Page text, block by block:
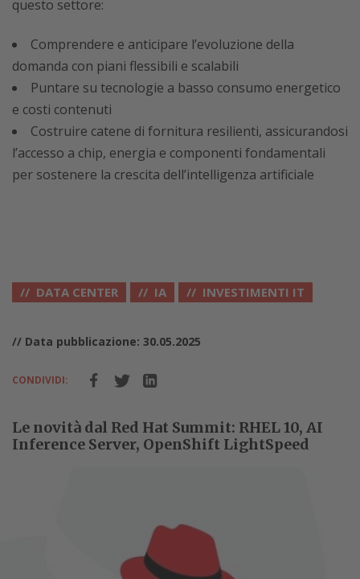
questo settore:
Comprendere e anticipare l’evoluzione della
domanda con piani flessibili e scalabili
Puntare su tecnologie a basso consumo energetico
e costi contenuti
Costruire catene di fornitura resilienti, assicurandosi
l’accesso a chip, energia e componenti fondamentali
per sostenere la crescita dell’intelligenza artificiale
DATA CENTER IA INVESTIMENTI IT
// Data pubblicazione: 30.05.2025
CONDIVIDI:
Le novità dal Red Hat Summit: RHEL 10, AI
Inference Server, OpenShift LightSpeed